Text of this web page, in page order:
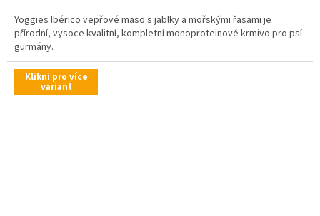
Yoggies Ibérico vepřové maso s jablky a mořskými řasami je
přírodní, vysoce kvalitní, kompletní monoproteinové krmivo pro psí
gurmány.
Klikni pro více
variant